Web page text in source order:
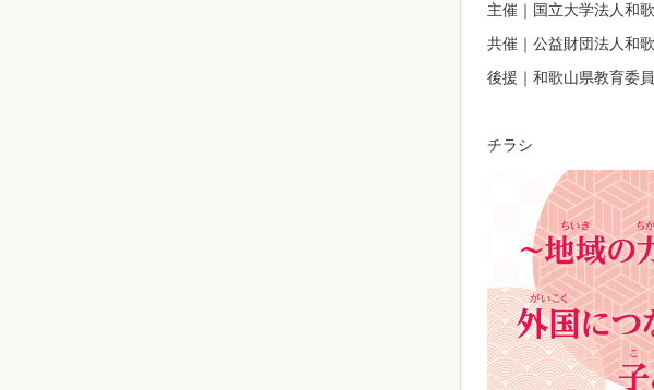
主催｜国立大学法人和
共催｜公益財団法人和
後援｜和歌山県教育委
チラシ